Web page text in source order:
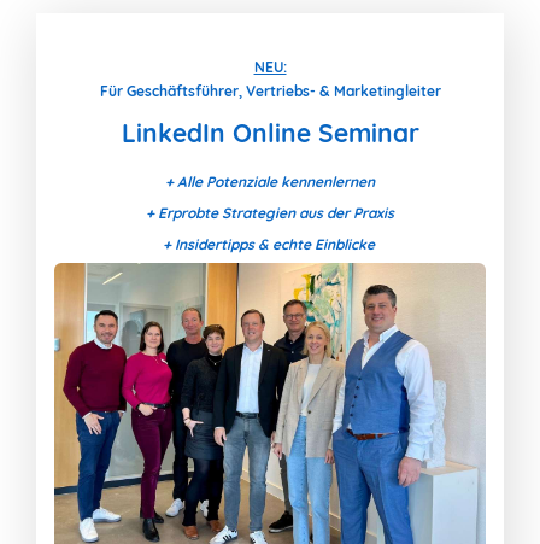
NEU:
Für Geschäftsführer, Vertriebs- & Marketingleiter
LinkedIn Online Seminar
+ Alle Potenziale kennenlernen
+ Erprobte Strategien aus der Praxis
+ Insidertipps & echte Einblicke